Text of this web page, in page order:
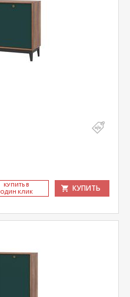
КУ­ПИТЬ В
ОДИН КЛИК
КУПИТЬ